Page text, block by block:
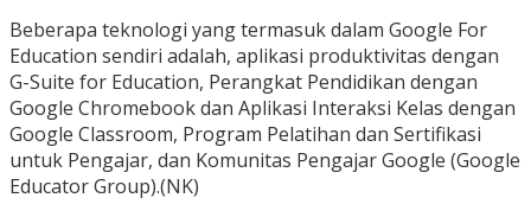
Beberapa teknologi yang termasuk dalam Google For
Education sendiri adalah, aplikasi produktivitas dengan
G-Suite for Education, Perangkat Pendidikan dengan
Google Chromebook dan Aplikasi Interaksi Kelas dengan
Google Classroom, Program Pelatihan dan Sertifikasi
untuk Pengajar, dan Komunitas Pengajar Google (Google
Educator Group).(NK)